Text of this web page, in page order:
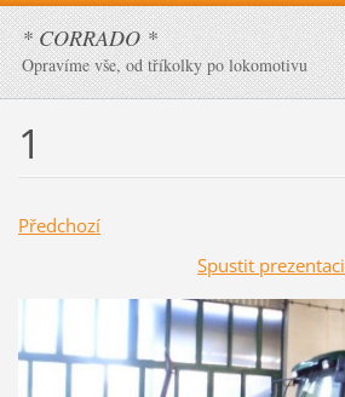
* CORRADO *
Opravíme vše, od tříkolky po lokomotivu
1
Předchozí
Spustit prezentaci